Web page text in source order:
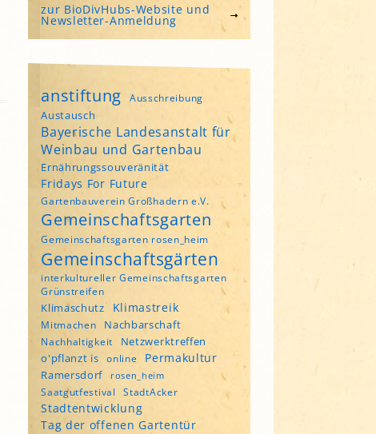
zur BioDivHubs-Website und
Newsletter-Anmeldung
anstiftung Ausschreibung
Austausch
Bayerische Landesanstalt für
Weinbau und Gartenbau
Ernährungssouveränität
Fridays For Future
Gartenbauverein Großhadern e.V.
Gemeinschaftsgarten
Gemeinschaftsgarten rosen_heim
Gemeinschaftsgärten
interkultureller Gemeinschaftsgarten
Grünstreifen
Klimaschutz Klimastreik
Mitmachen Nachbarschaft
Nachhaltigkeit
Netzwerktreffen
o'pflanzt is
online Permakultur
Ramersdorf rosen_heim
Saatgutfestival StadtAcker
Stadtentwicklung
Tag der offenen Gartentür